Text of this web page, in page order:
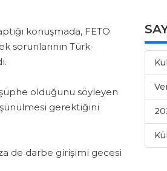
konuşmada, FETÖ
sorunlarının Türk-
olduğunu söyleyen
gerektiğini
de darbe girişimi gecesi